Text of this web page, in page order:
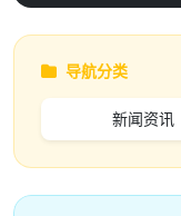
导航分类
新闻资讯